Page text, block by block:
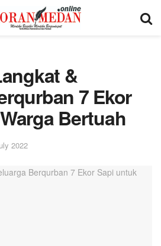
&
7 Ekor
Bertuah
2022